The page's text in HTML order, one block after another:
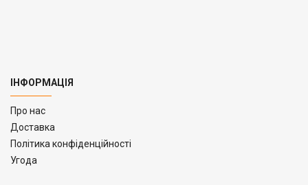
ІНФОРМАЦІЯ
Про нас
Доставка
Політика конфіденційності
Угода